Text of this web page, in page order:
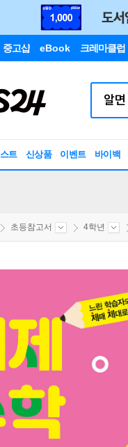
중고샵 eBook 크레마클럽
트 신상품 이벤트 바이백
초등참고서 4학년